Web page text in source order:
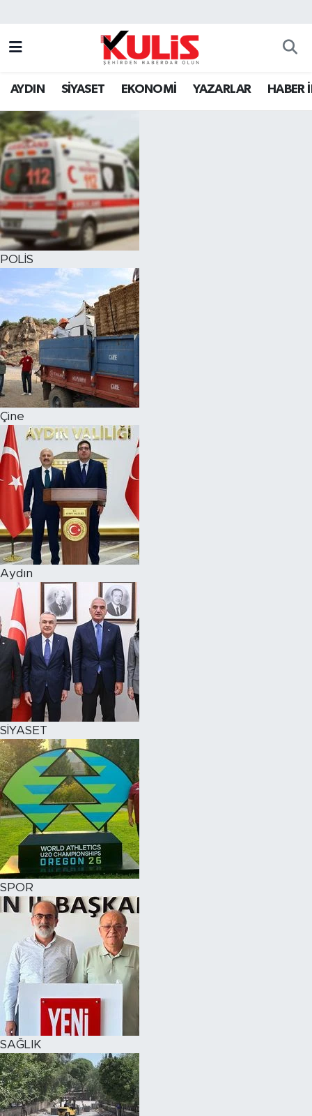
AYDIN SİYASET EKONOMİ YAZARLAR HABER
POLİS
Çine
Aydın
SİYASET
SPOR
SAĞLIK